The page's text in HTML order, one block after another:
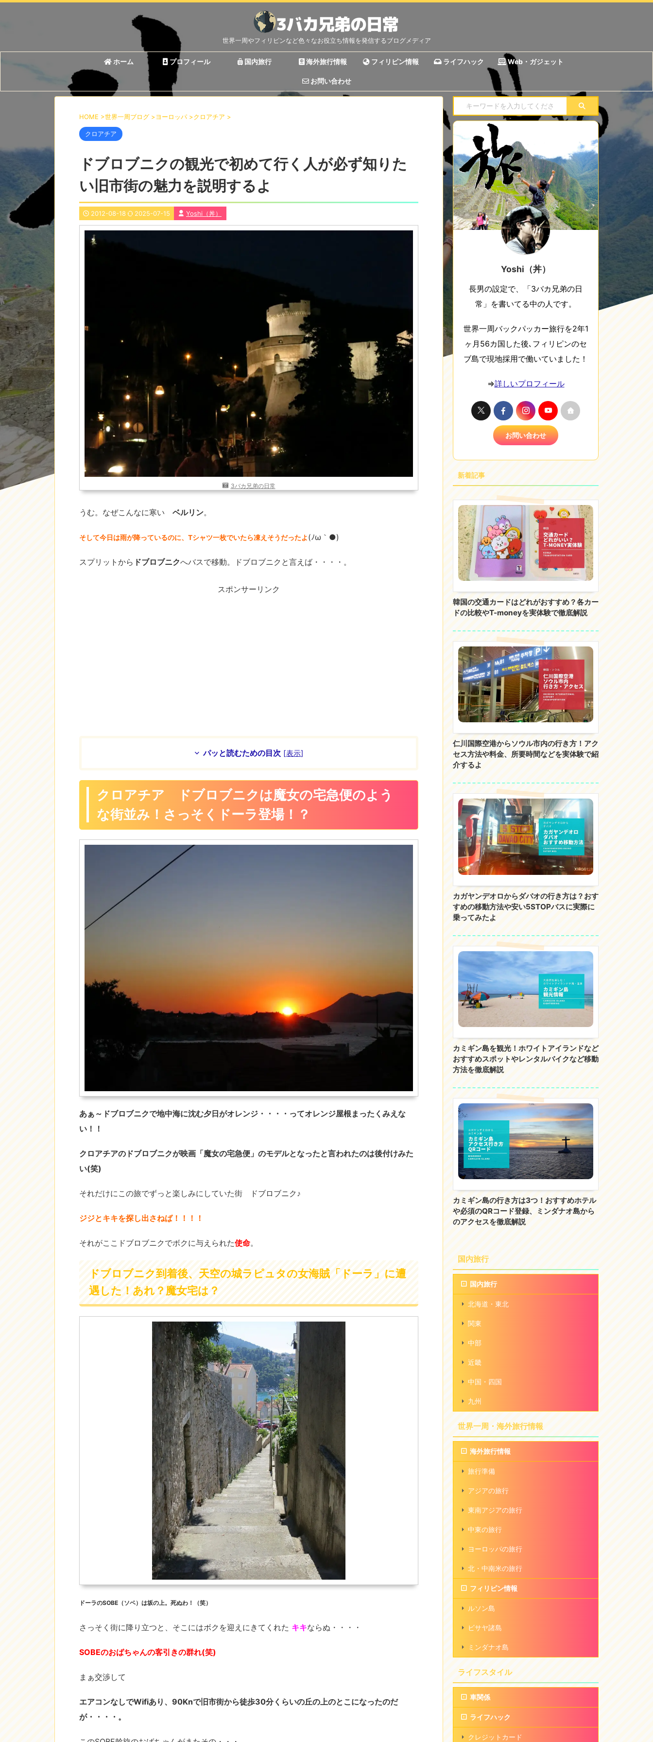
世界一周やフィリピンなど色々なお役立ち情報を発信するブログメディア
ホーム プロフィール 国内旅行 海外旅行情報 フィリピン情報 ライフハック Web・ガジェット
お問い合わせ
HOME >世界一周ブログ >ヨーロッパ >クロアチア >
クロアチア
ドブロブニクの観光で初めて行く人が必ず知りた
い旧市街の魅力を説明するよ
2012-08-18 2025-07-15 Yoshi（丼）
3バカ兄弟の日常
うむ。なぜこんなに寒い ベルリン。
そして今日は雨が降っているのに、Tシャツ一枚でいたら凍えそうだったよ(ﾉω｀●)
スプリットから ドブロブニクへバスで移動。ドブロブニクと言えば・・・・。
スポンサーリンク
パッと読むための目次 [表示]
クロアチア ドブロブニクは魔女の宅急便のよう
な街並み！さっそくドーラ登場！？
あぁ～ドブロブニクで地中海に沈む夕日がオレンジ・・・・ってオレンジ屋根まったくみえな
い！！
クロアチアのドブロブニクが映画「魔女の宅急便」のモデルとなったと言われたのは後付けみた
い(笑)
それだけにこの旅でずっと楽しみにしていた街 ドブロブニク♪
ジジとキキを探し出さねば！！！！
それがここドブロブニクでボクに与えられた使命。
ドブロブニク到着後、天空の城ラピュタの女海賊「ドーラ」に遭
遇した！あれ？魔女宅は？
ドーラのSOBE（ソベ）は坂の上。死ぬわ！（笑）
さっそく街に降り立つと、そこにはボクを迎えにきてくれた キキならぬ・・・・
SOBEのおばちゃんの客引きの群れ(笑)
まぁ交渉して
エアコンなしでWifiあり、90Knで旧市街から徒歩30分くらいの丘の上のとこになったのだ
が・・・・。
Yoshi（丼）
長男の設定で、「3バカ兄弟の日
常」を書いてる中の人です。
世界一周バックパッカー旅行を2年1
ヶ月56カ国した後､フィリピンのセ
ブ島で現地採用で働いていました！
⇒詳しいプロフィール
お問い合わせ
新着記事
韓国の交通カードはどれがおすすめ？各カー
ドの比較やT-moneyを実体験で徹底解説
仁川国際空港からソウル市内の行き方！アク
セス方法や料金、所要時間などを実体験で紹
介するよ
カガヤンデオロからダバオの行き方は？おす
すめの移動方法や安い5STOPバスに実際に
乗ってみたよ
カミギン島を観光！ホワイトアイランドなど
おすすめスポットやレンタルバイクなど移動
方法を徹底解説
カミギン島の行き方は3つ！おすすめホテル
や必須のQRコード登録、ミンダナオ島から
のアクセスを徹底解説
国内旅行
国内旅行
北海道・東北
関東
中部
近畿
中国・四国
九州
世界一周・海外旅行情報
海外旅行情報
旅行準備
アジアの旅行
東南アジアの旅行
中東の旅行
ヨーロッパの旅行
北・中南米の旅行
フィリピン情報
ルソン島
ビサヤ諸島
ミンダナオ島
ライフスタイル
車関係
ライフハック
クレジットカード